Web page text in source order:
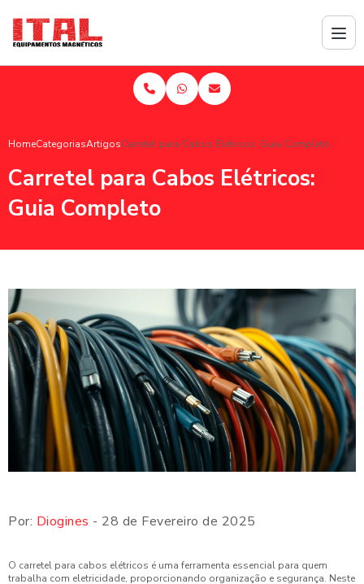
HomeCategoriasArtigosCarretel para Cabos Elétricos: Guia Completo
Carretel para Cabos Elétricos:
Guia Completo
Por: Diogines - 28 de Fevereiro de 2025
O carretel para cabos elétricos é uma ferramenta essencial para quem
trabalha com eletricidade, proporcionando organização e segurança. Neste